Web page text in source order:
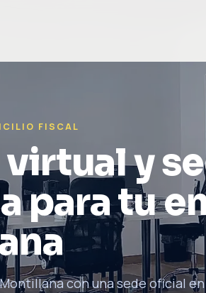
FISCAL
y
para tu
con una sede oficial en